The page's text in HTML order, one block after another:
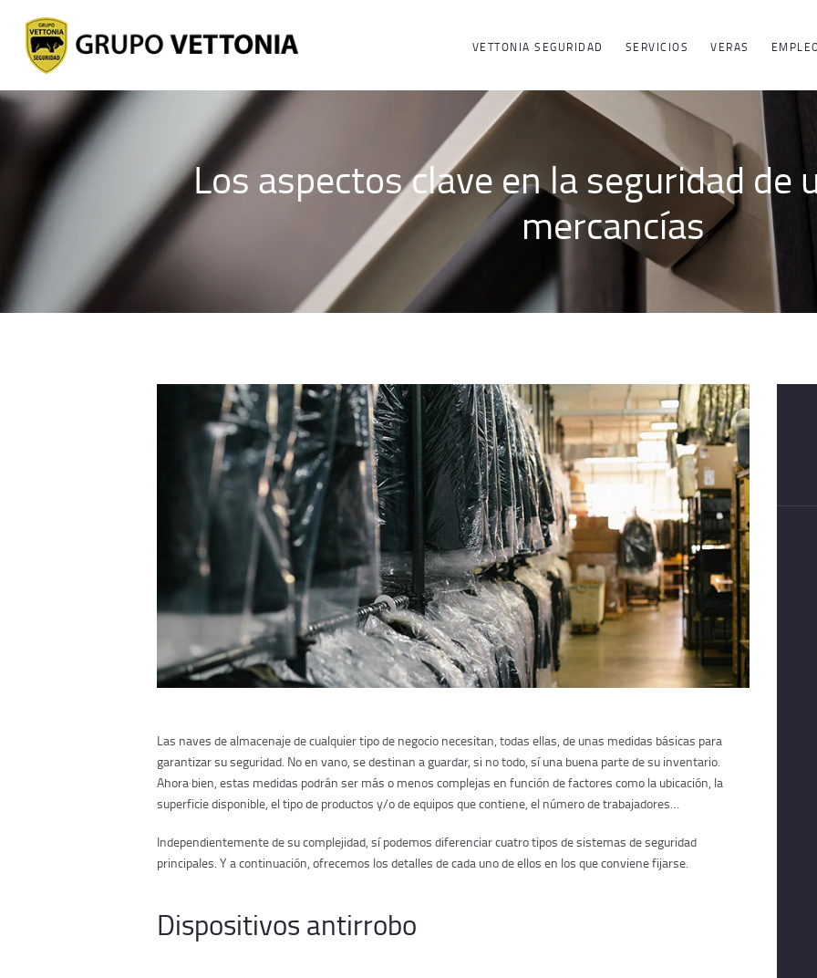
VETTONIA SEGURIDAD SERVICIOS VERAS
Los aspectos clave en la seguridad de
mercancías
VETTONIA
SEGURIDAD
SERVICIOS
EMPLEO
GRUPO
Las naves de almacenaje de cualquier tipo de negocio necesitan, todas ellas, de unas medidas básicas para
garantizar su seguridad. No en vano, se destinan a guardar, si no todo, sí una buena parte de su inventario.
Ahora bien, estas medidas podrán ser más o menos complejas en función de factores como la ubicación, la
superficie disponible, el tipo de productos y/o de equipos que contiene, el número de trabajadores…
Independientemente de su complejidad, sí podemos diferenciar cuatro tipos de sistemas de seguridad
principales. Y a continuación, ofrecemos los detalles de cada uno de ellos en los que conviene fijarse.
Dispositivos antirrobo